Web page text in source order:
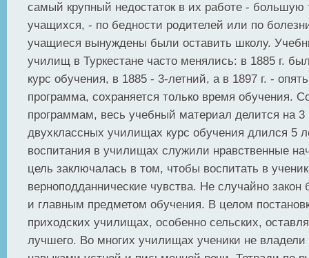
самый крупный недостаток в их работе - большую
учащихся, - по бедности родителей или по
учащиеся вынуждены были оставить школу.
училищ в Туркестане часто менялись: в 1885 г.
курс обучения, в 1885 - 3-летний, а в 1897 г. -
программа, сохраняется только время обучения.
программам, весь учебный материал делится на 3
двухклассных училищах курс обучения длился 5
воспитания в училищах служили нравственные
цель заключалась в том, чтобы воспитать в
верноподданнические чувства. Не случайно
и главным предметом обучения. В целом
приходских училищах, особенно сельских,
лучшего. Во многих училищах ученики не